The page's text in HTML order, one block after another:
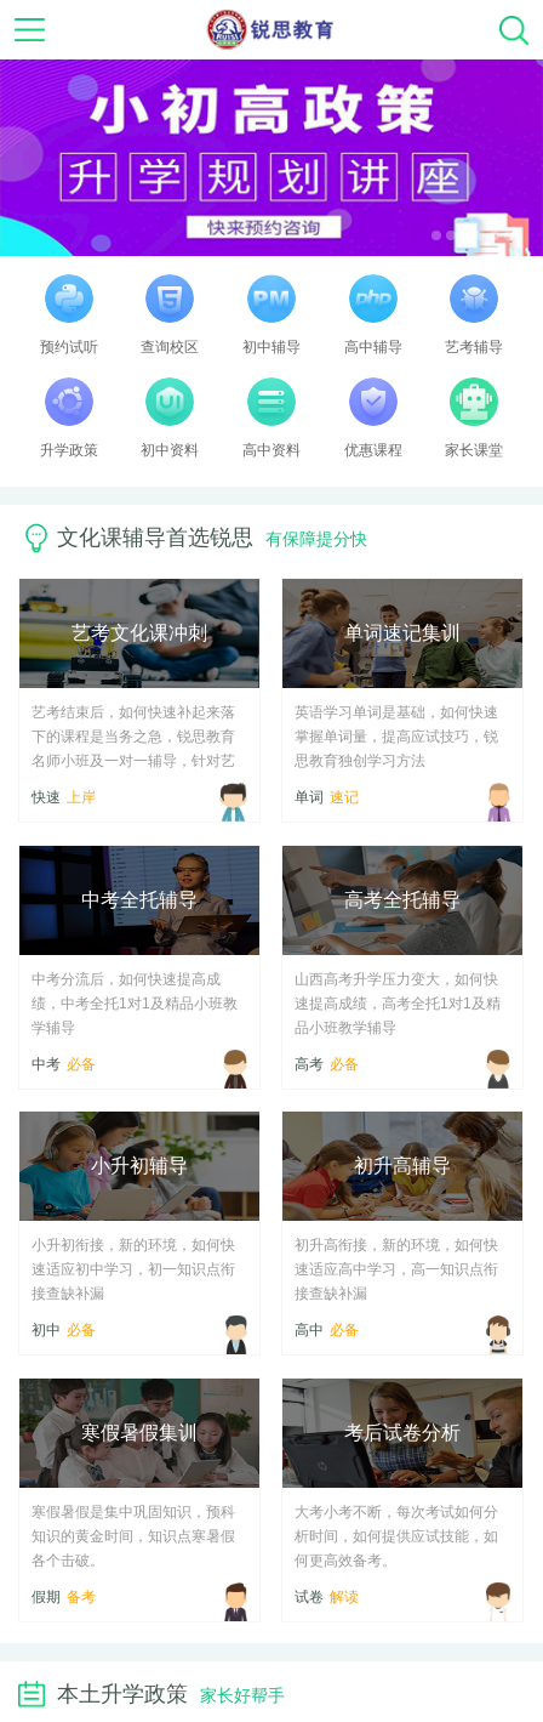
2 3 4 5
预约试听 查询校区 初中辅导 高中辅导 艺考辅导
升学政策 初中资料 高中资料 优惠课程 家长课堂
文化课辅导首选锐思 有保障提分快
艺考文化课冲刺
艺考结束后，如何快速补起来落
下的课程是当务之急，锐思教育
名师小班及一对一辅导，针对艺
快速 上岸
单词速记集训
英语学习单词是基础，如何快速
掌握单词量，提高应试技巧，锐
思教育独创学习方法
单词 速记
中考全托辅导
中考分流后，如何快速提高成
绩，中考全托1对1及精品小班教
学辅导
中考 必备
高考全托辅导
山西高考升学压力变大，如何快
速提高成绩，高考全托1对1及精
品小班教学辅导
高考 必备
小升初辅导
小升初衔接，新的环境，如何快
速适应初中学习，初一知识点衔
接查缺补漏
初中 必备
初升高辅导
初升高衔接，新的环境，如何快
速适应高中学习，高一知识点衔
接查缺补漏
高中 必备
寒假暑假集训
寒假暑假是集中巩固知识，预科
知识的黄金时间，知识点寒暑假
各个击破。
假期 备考
考后试卷分析
大考小考不断，每次考试如何分
析时间，如何提供应试技能，如
何更高效备考。
试卷 解读
本土升学政策 家长好帮手